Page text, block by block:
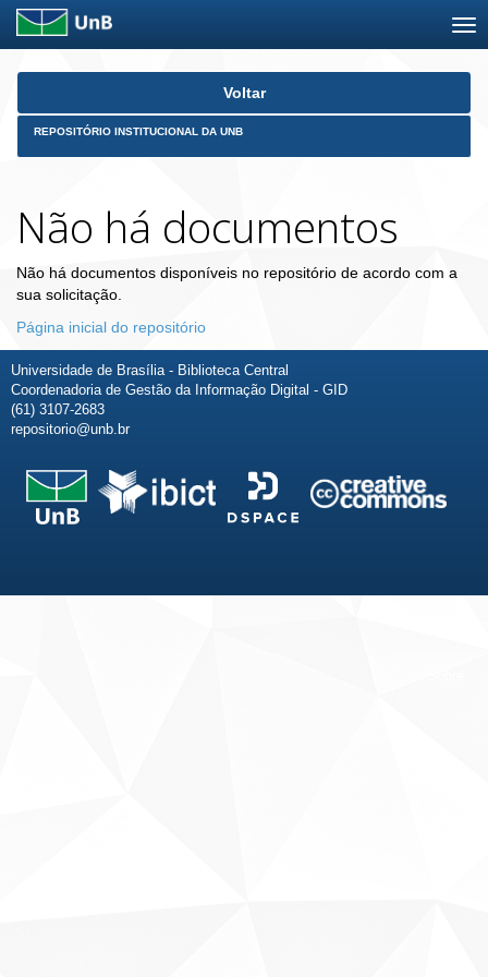
Skip
Voltar
REPOSITÓRIO INSTITUCIONAL DA UNB
Não há documentos
Não há documentos disponíveis no repositório de acordo com a
sua solicitação.
Página inicial do repositório
Universidade de Brasília - Biblioteca Central
Coordenadoria de Gestão da Informação Digital - GID
(61) 3107-2683
repositorio@unb.br